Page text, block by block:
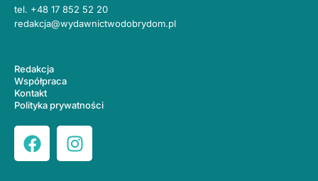
tel. +48 17 852 52 20
redakcja@wydawnictwodobrydom.pl
Redakcja
Współpraca
Kontakt
Polityka prywatności